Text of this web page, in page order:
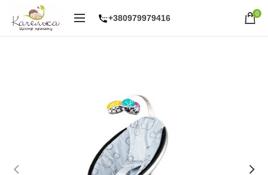
+380979979416 0